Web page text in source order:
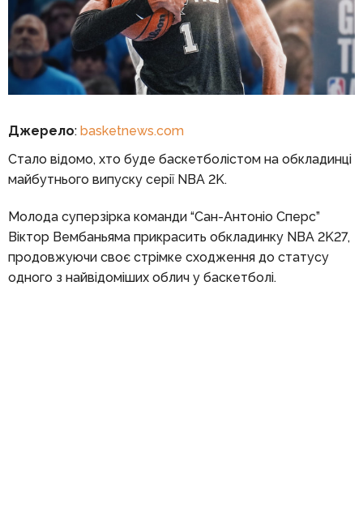
Джерело: basketnews.com
Стало відомо, хто буде баскетболістом на обкладинці
майбутнього випуску серії NBA 2K.
Молода суперзірка команди “Сан-Антоніо Сперс”
Віктор Вембаньяма прикрасить обкладинку NBA 2K27,
продовжуючи своє стрімке сходження до статусу
одного з найвідоміших облич у баскетболі.